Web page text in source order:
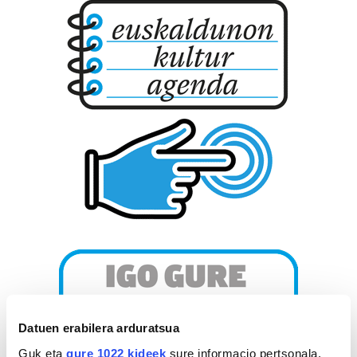
Datuen erabilera arduratsua
Guk eta gure 1022 kideek sure informacio pertsonala,